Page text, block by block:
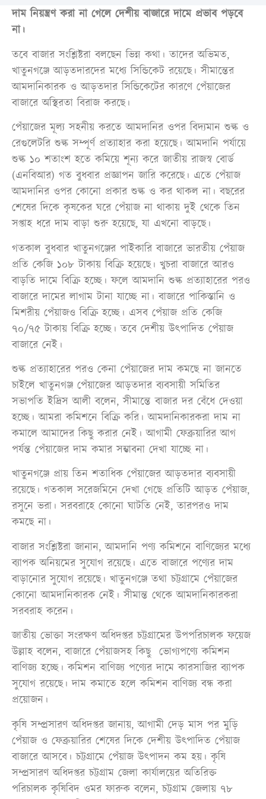
দাম নিয়ন্ত্রণ করা না গেলে দেশীয় বাজারে দামে প্রভাব পড়বে
না।
তবে বাজার সংশ্লিষ্টরা বলছেন ভিন্ন কথা। তাদের অভিমত,
খাতুনগঞ্জে আড়তদারদের মধ্যে সিন্ডিকেট রয়েছে। সীমান্তের
আমদানিকারক ও আড়তদার সিন্ডিকেটের কারণে পেঁয়াজের
বাজারে অস্থিরতা বিরাজ করছে।
পেঁয়াজের মূল্য সহনীয় করতে আমদানির ওপর বিদ্যমান শুল্ক ও
রেগুলেটরি শুল্ক সম্পূর্ণ প্রত্যাহার করা হয়েছে। আমদানি পর্যায়ে
শুল্ক ১০ শতাংশ হতে কমিয়ে শূন্য করে জাতীয় রাজস্ব বোর্ড
(এনবিআর) গত বুধবার প্রজ্ঞাপন জারি করেছে। এতে পেঁয়াজ
আমদানির ওপর কোনো প্রকার শুল্ক ও কর থাকল না। বছরের
শেষের দিকে কৃষকের ঘরে পেঁয়াজ না থাকায় দুই থেকে তিন
সপ্তাহ ধরে দাম বাড়া শুরু হয়েছে, যা এখনো বাড়ছে।
গতকাল বুধবার খাতুনগঞ্জের পাইকারি বাজারে ভারতীয় পেঁয়াজ
প্রতি কেজি ১০৮ টাকায় বিক্রি হয়েছে। খুচরা বাজারে আরও
বাড়তি দামে বিক্রি হচ্ছে। ফলে আমদানি শুল্ক প্রত্যাহারের পরও
বাজারে দামের লাগাম টানা যাচ্ছে না। বাজারে পাকিস্তানি ও
মিশরীয় পেঁয়াজও বিক্রি হচ্ছে। এসব পেঁয়াজ প্রতি কেজি
৭০/৭৫ টাকায় বিক্রি হচ্ছে। তবে দেশীয় উৎপাদিত পেঁয়াজ
বাজারে নেই।
শুল্ক প্রত্যাহারের পরও কেনা পেঁয়াজের দাম কমছে না জানতে
চাইলে খাতুনগঞ্জ পেঁয়াজের আড়তদার ব্যবসায়ী সমিতির
সভাপতি ইদ্রিস আলী বলেন, সীমান্তে বাজার দর বেঁধে দেওয়া
হচ্ছে। আমরা কমিশনে বিক্রি করি। আমদানিকারকরা দাম না
কমালে আমাদের কিছু করার নেই। আগামী ফেব্রুয়ারির আগ
পর্যন্ত পেঁয়াজের দাম কমার সম্ভাবনা দেখা যাচ্ছে না।
খাতুনগঞ্জে প্রায় তিন শতাধিক পেঁয়াজের আড়তদার ব্যবসায়ী
রয়েছে। গতকাল সরেজমিনে দেখা গেছে প্রতিটি আড়ত পেঁয়াজ,
রসুনে ভরা। সরবরাহে কোনো ঘাটতি নেই, তারপরও দাম
কমছে না।
বাজার সংশ্লিষ্টরা জানান, আমদানি পণ্য কমিশনে বাণিজ্যের মধ্যে
ব্যাপক অনিয়মের সুযোগ রয়েছে। এতে বাজারে পণ্যের দাম
বাড়ানোর সুযোগ রয়েছে। খাতুনগঞ্জে তথা চট্টগ্রামে পেঁয়াজের
কোনো আমদানিকারক নেই। সীমান্ত থেকে আমদানিকারকরা
সরবরাহ করেন।
জাতীয় ভোক্তা সংরক্ষণ অধিদপ্তর চট্টগ্রামের উপপরিচালক ফয়েজ
উল্লাহ বলেন, বাজারে পেঁয়াজসহ কিছু ভোগ্যপণ্যে কমিশন
বাণিজ্য হচ্ছে। কমিশন বাণিজ্য পণ্যের দামে কারসাজির ব্যাপক
সুযোগ রয়েছে। দাম কমাতে হলে কমিশন বাণিজ্য বন্ধ করা
প্রয়োজন।
কৃষি সম্প্রসারণ অধিদপ্তর জানায়, আগামী দেড় মাস পর মুড়ি
পেঁয়াজ ও ফেব্রুয়ারির শেষের দিকে দেশীয় উত্পাদিত পেঁয়াজ
বাজারে আসবে। চট্টগ্রামে পেঁয়াজ উৎপাদন কম হয়। কৃষি
সম্প্রসারণ অধিদপ্তর চট্টগ্রাম জেলা কার্যালয়ের অতিরিক্ত
পরিচালক কৃষিবিদ ওমর ফারুক বলেন, চট্টগ্রাম জেলায় ৭৮